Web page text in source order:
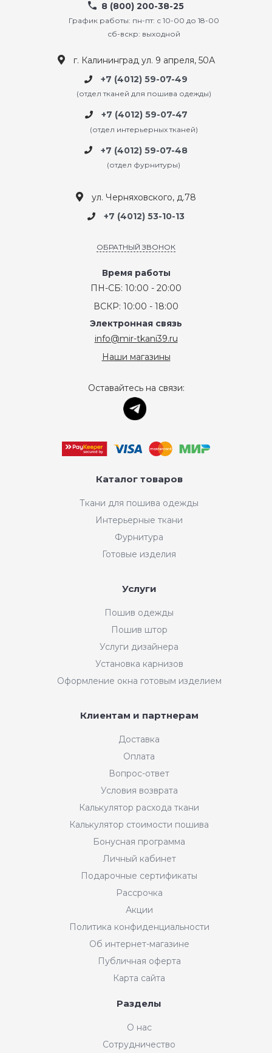
8 (800) 200-38-25
График работы: пн-пт: с 10-00 до 18-00
сб-вскр: выходной
г. Калининград ул. 9 апреля, 50А
+7 (4012) 59-07-49
(отдел тканей для пошива одежды)
+7 (4012) 59-07-47
(отдел интерьерных тканей)
+7 (4012) 59-07-48
(отдел фурнитуры)
ул. Черняховского, д.78
+7 (4012) 53-10-13
ОБРАТНЫЙ ЗВОНОК
Время работы
ПН-СБ: 10:00 - 20:00
ВСКР: 10:00 - 18:00
Электронная связь
info@mir-tkani39.ru
Наши магазины
Оставайтесь на связи:
Каталог товаров
Ткани для пошива одежды
Интерьерные ткани
Фурнитура
Готовые изделия
Услуги
Пошив одежды
Пошив штор
Услуги дизайнера
Установка карнизов
Оформление окна готовым изделием
Клиентам и партнерам
Доставка
Оплата
Вопрос-ответ
Условия возврата
Калькулятор расхода ткани
Калькулятор стоимости пошива
Бонусная программа
Личный кабинет
Подарочные сертификаты
Рассрочка
Акции
Политика конфиденциальности
Об интернет-магазине
Публичная оферта
Карта сайта
Разделы
О нас
Сотрудничество